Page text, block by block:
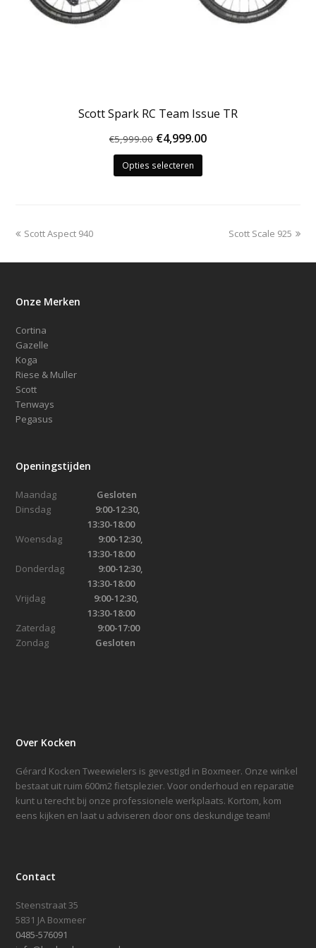
Scott Spark RC Team Issue TR
€5,999.00 Oorspronkelijke
prijs
was:
€4,999.00Huidige
Opties selecteren
Dit
previous
Scott Aspect 940
next
Scott Scale 925
Onze Merken
Cortina
Gazelle
Koga
Riese & Muller
Scott
Tenways
Pegasus
Openingstijden
Maandag Gesloten
Dinsdag 9:00-12:30,
13:30-18:00
Woensdag
9:00-12:30,
13:30-18:00
Donderdag 9:00-12:30,
13:30-18:00
Vrijdag 9:00-12:30,
13:30-18:00
Zaterdag 9:00-17:00
Zondag Gesloten
Over Kocken
Gérard Kocken Tweewielers is gevestigd in Boxmeer. Onze winkel
bestaat uit ruim 600m2 fietsplezier. Voor onderhoud en reparatie
kunt u terecht bij onze professionele werkplaats. Kortom, kom
eens kijken en laat u adviseren door ons deskundige team!
Contact
Steenstraat 35
5831 JA Boxmeer
0485-576091